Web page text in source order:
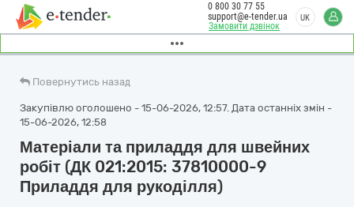
Замовити дзвінок
0 800 30 77 55
support@e-tender.ua
UK
Повернутись назад
Закупівлю оголошено - 15-06-2026, 12:57. Дата останніх змін -
15-06-2026, 12:58
Матеріали та приладдя для швейних
робіт (ДК 021:2015: 37810000-9
Приладдя для рукоділля)